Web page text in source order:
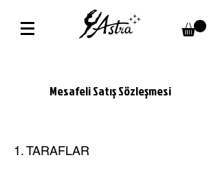
Mesafeli Satış Sözleşmesi
1. TARAFLAR